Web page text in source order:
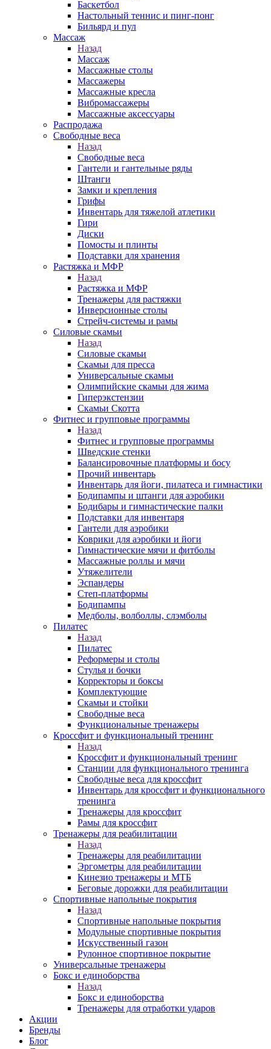
Баскетбол
Настольный теннис и пинг-понг
Бильярд и пул
Массаж
Назад
Массаж
Массажные столы
Массажеры
Массажные кресла
Вибромассажеры
Массажные аксессуары
Распродажа
Свободные веса
Назад
Свободные веса
Гантели и гантельные ряды
Штанги
Замки и крепления
Грифы
Инвентарь для тяжелой атлетики
Гири
Диски
Помосты и плинты
Подставки для хранения
Растяжка и МФР
Назад
Растяжка и МФР
Тренажеры для растяжки
Инверсионные столы
Стрейч-системы и рамы
Силовые скамьи
Назад
Силовые скамьи
Скамьи для пресса
Универсальные скамьи
Олимпийские скамьи для жима
Гиперэкстензии
Скамьи Скотта
Фитнес и групповые программы
Назад
Фитнес и групповые программы
Шведские стенки
Балансировочные платформы и босу
Прочий инвентарь
Инвентарь для йоги, пилатеса и гимнастики
Бодипампы и штанги для аэробики
Бодибары и гимнастические палки
Подставки для инвентаря
Гантели для аэробики
Коврики для аэробики и йоги
Гимнастические мячи и фитболы
Массажные роллы и мячи
Утяжелители
Эспандеры
Степ-платформы
Бодипампы
Медболы, волболлы, слэмболы
Пилатес
Назад
Пилатес
Реформеры и столы
Стулья и бочки
Корректоры и боксы
Комплектующие
Скамьи и стойки
Свободные веса
Функциональные тренажеры
Кроссфит и функциональный тренинг
Назад
Кроссфит и функциональный тренинг
Станции для функционального тренинга
Свободные веса для кроссфит
Инвентарь для кроссфит и функционального
тренинга
Тренажеры для кроссфит
Рамы для кроссфит
Тренажеры для реабилитации
Назад
Тренажеры для реабилитации
Эргометры для реабилитации
Кинезио тренажеры и МТБ
Беговые дорожки для реабилитации
Спортивные напольные покрытия
Назад
Спортивные напольные покрытия
Модульные спортивные покрытия
Искусственный газон
Рулонное спортивное покрытие
Универсальные тренажеры
Бокс и единоборства
Назад
Бокс и единоборства
Тренажеры для отработки ударов
Акции
Бренды
Блог